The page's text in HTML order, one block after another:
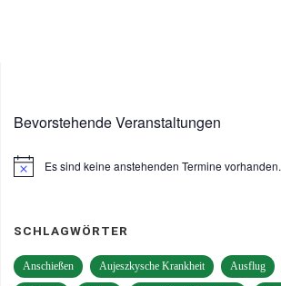
Bevorstehende Veranstaltungen
HinweisEs sind keine anstehenden Termine vorhanden.
SCHLAGWÖRTER
Anschießen Aujeszkysche Krankheit Ausflug